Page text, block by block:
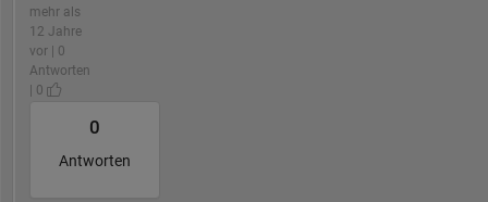
mehr als
12 Jahre
vor | 0
Antworten
| 0
0
Antworten